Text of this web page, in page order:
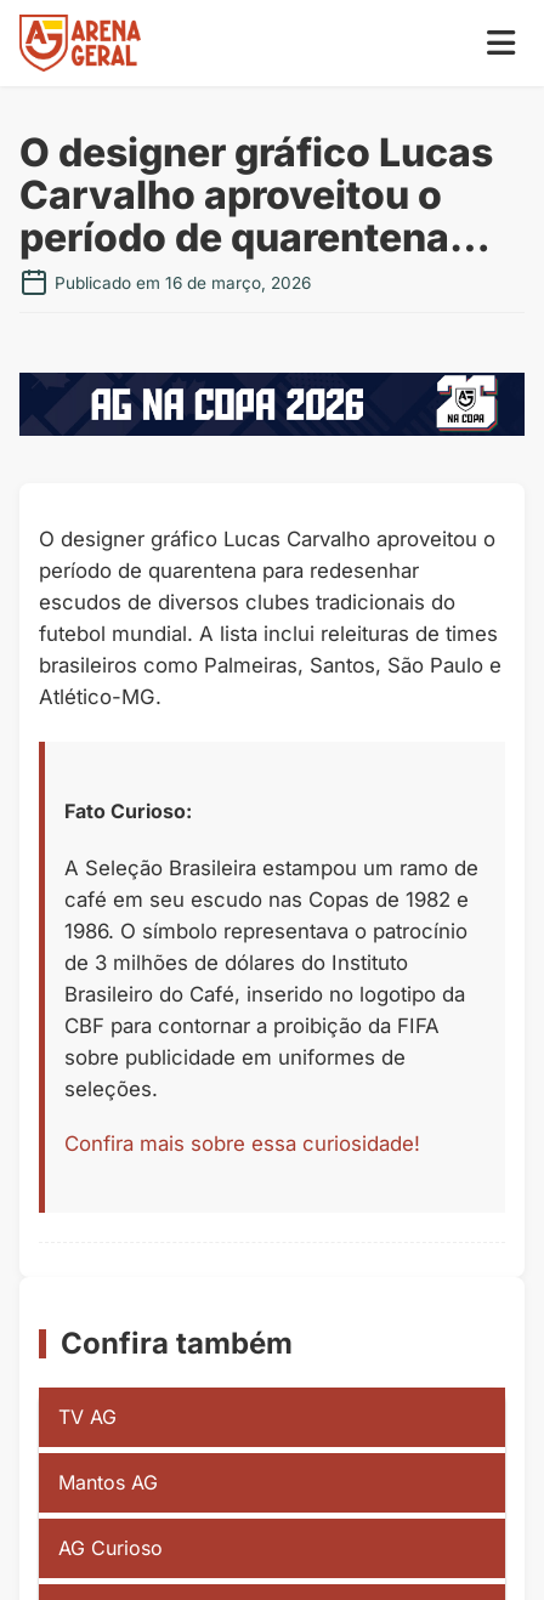
O designer gráfico Lucas
Carvalho aproveitou o
período de quarentena…
Publicado em 16 de março, 2026
O designer gráfico Lucas Carvalho aproveitou o
período de quarentena para redesenhar
escudos de diversos clubes tradicionais do
futebol mundial. A lista inclui releituras de times
brasileiros como Palmeiras, Santos, São Paulo e
Atlético-MG.
Fato Curioso:
A Seleção Brasileira estampou um ramo de
café em seu escudo nas Copas de 1982 e
1986. O símbolo representava o patrocínio
de 3 milhões de dólares do Instituto
Brasileiro do Café, inserido no logotipo da
CBF para contornar a proibição da FIFA
sobre publicidade em uniformes de
seleções.
Confira mais sobre essa curiosidade!
Confira também
TV AG
Mantos AG
AG Curioso